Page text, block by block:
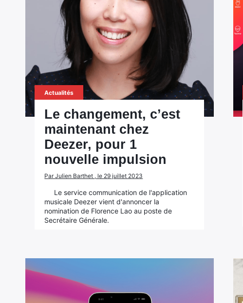
Actualités
Le changement, c’est
maintenant chez
Deezer, pour 1
nouvelle impulsion
Par Julien Barthet , le 29 juillet 2023
Le service communication de l'application
musicale Deezer vient d'annoncer la
nomination de Florence Lao au poste de
Secrétaire Générale.